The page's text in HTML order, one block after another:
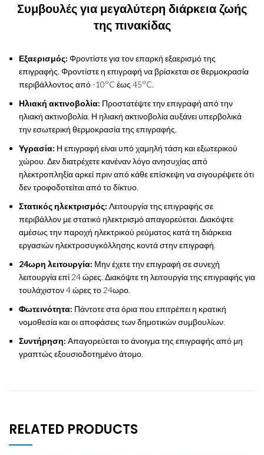
Συμβουλές για μεγαλύτερη διάρκεια ζωής
της πινακίδας
Εξαερισμός: Φροντίστε για τον επαρκή εξαερισμό της
επιγραφής. Φροντίστε η επιγραφή να βρίσκεται σε θερμοκρασία
περιβάλλοντος από -10°C έως 45°C.
Ηλιακή ακτινοβολία: Προστατέψτε την επιγραφή από την
ηλιακή ακτινοβολία. Η ηλιακή ακτινοβολία αυξάνει υπερβολικά
την εσωτερική θερμοκρασία της επιγραφής.
Υγρασία: Η επιγραφή είναι υπό χαμηλή τάση και εξωτερικού
χώρου. Δεν διατρέχετε κανέναν λόγο ανησυχίας από
ηλεκτροπληξία αρκεί πριν από κάθε επίσκεψη να σιγουρέψετε ότι
δεν τροφοδοτείται από το δίκτυο.
Στατικός ηλεκτρισμός: Λειτουργία της επιγραφής σε
περιβάλλον με στατικό ηλεκτρισμό απαγορεύεται. Διακόψτε
αμέσως την παροχή ηλεκτρικού ρεύματος κατά τη διάρκεια
εργασιών ηλεκτροσυγκόλλησης κοντά στην επιγραφή.
24ωρη λειτουργία: Μην έχετε την επιγραφή σε συνεχή
λειτουργία επί 24 ώρες. Διακόψτε τη λειτουργία της επιγραφής για
τουλάχιστον 4 ώρες το 24ωρο.
Φωτεινότητα: Πάντοτε στα όρια που επιτρέπει η κρατική
νομοθεσία και οι αποφάσεις των δημοτικών συμβουλίων.
Συντήρηση: Απαγορεύεται το άνοιγμα της επιγραφής από μη
γραπτώς εξουσιοδοτημένο άτομο.
RELATED PRODUCTS